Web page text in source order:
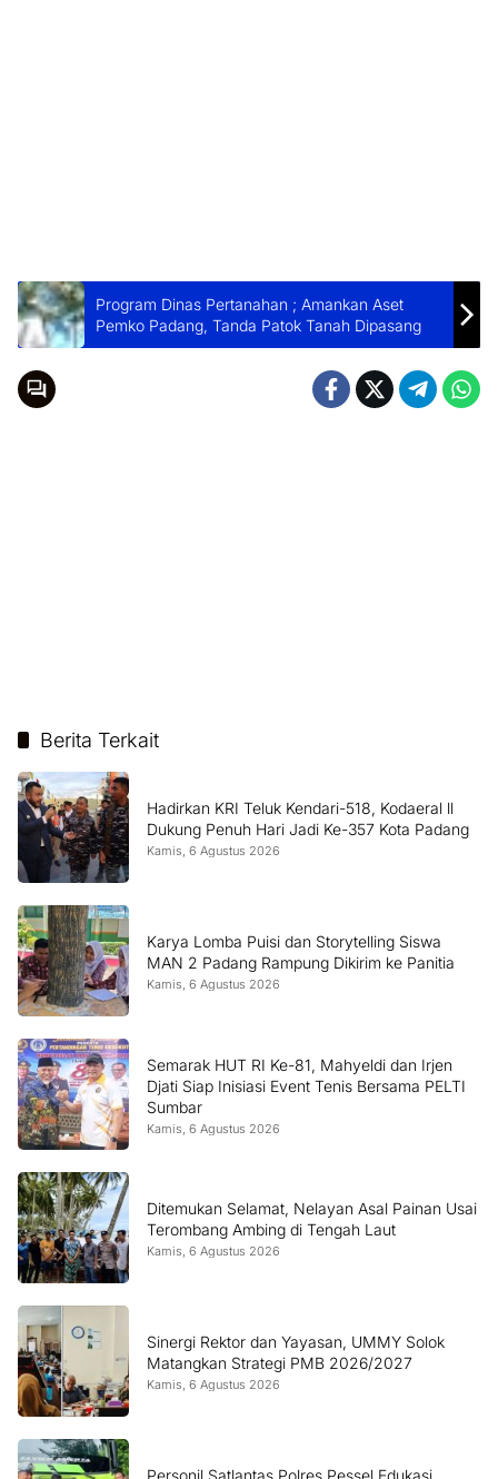
Program Dinas Pertanahan ; Amankan Aset
Pemko Padang, Tanda Patok Tanah Dipasang
Berita Terkait
Hadirkan KRI Teluk Kendari-518, Kodaeral ll
Dukung Penuh Hari Jadi Ke-357 Kota Padang
Kamis, 6 Agustus 2026
Karya Lomba Puisi dan Storytelling Siswa
MAN 2 Padang Rampung Dikirim ke Panitia
Kamis, 6 Agustus 2026
Semarak HUT RI Ke-81, Mahyeldi dan Irjen
Djati Siap Inisiasi Event Tenis Bersama PELTI
Sumbar
Kamis, 6 Agustus 2026
Ditemukan Selamat, Nelayan Asal Painan Usai
Terombang Ambing di Tengah Laut
Kamis, 6 Agustus 2026
Sinergi Rektor dan Yayasan, UMMY Solok
Matangkan Strategi PMB 2026/2027
Kamis, 6 Agustus 2026